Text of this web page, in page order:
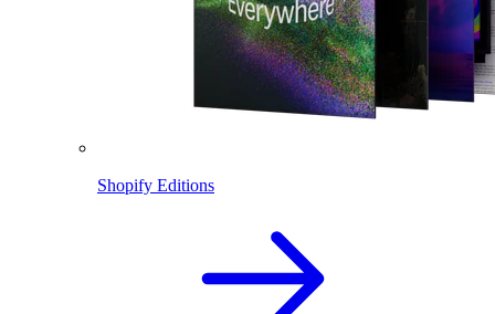
Shopify Editions